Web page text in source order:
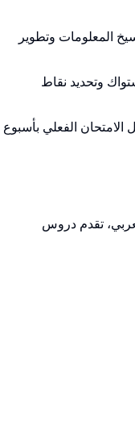
المعلومات وتطوير
وتحديد نقاط
الامتحان الفعلي بأسبوع
تقدم دروس